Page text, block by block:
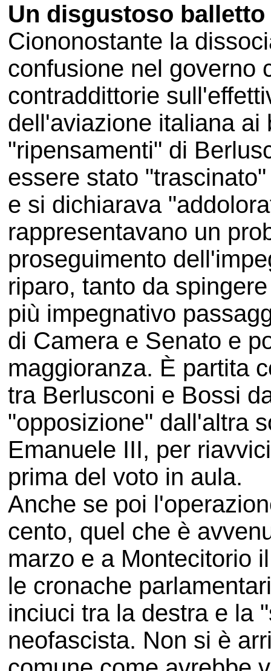
Un disgustoso
Ciononostante la
confusione nel governo
contraddittorie
dell'aviazione italiana ai
"ripensamenti" di
essere stato
e si dichiarava
rappresentavano un
proseguimento
riparo, tanto da
più impegnativo
di Camera e Senato e
maggioranza. È partita
tra Berlusconi e Bossi
"opposizione" dall'altra
Emanuele III, per
prima del voto in aula.
Anche se poi
cento, quel che è
marzo e a Montecitorio
le cronache
inciuci tra la destra e la
neofascista. Non si è